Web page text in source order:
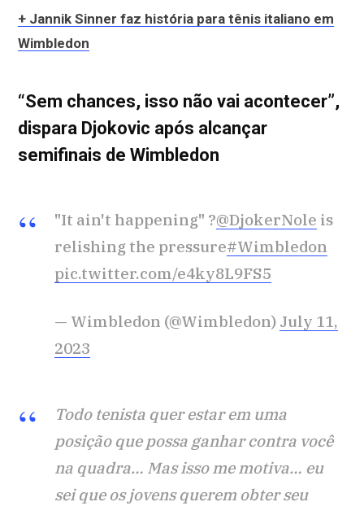
+ Jannik Sinner faz história para tênis italiano em
Wimbledon
“Sem chances, isso não vai acontecer”,
dispara Djokovic após alcançar
semifinais de Wimbledon
"It ain't happening" ?@DjokerNole is
relishing the pressure#Wimbledon
pic.twitter.com/e4ky8L9FS5
— Wimbledon (@Wimbledon) July 11,
2023
Todo tenista quer estar em uma
posição que possa ganhar contra você
na quadra… Mas isso me motiva… eu
sei que os jovens querem obter seu